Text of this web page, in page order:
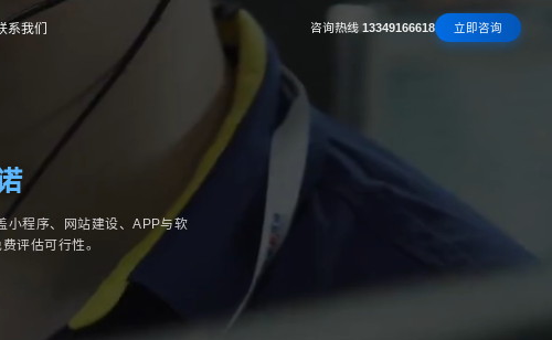
系我们 咨询热线 13349166618 立即咨询
小程序、网站建设、APP与软
评估可行性。